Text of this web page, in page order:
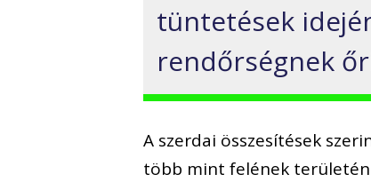
tüntetések
rendőrségnek
A szerdai összesítések
több mint felének